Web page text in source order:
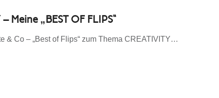
Meine „BEST OF FLIPS“
& Co – „Best of Flips“ zum Thema CREATIVITY…